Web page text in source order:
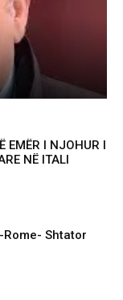
EMËR I NJOHUR I
NË ITALI
Shtator